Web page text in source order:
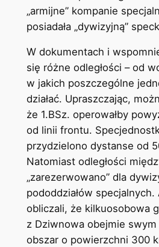
„armijne” kompanie
posiadała „dywizyjną”
W dokumentach i
się różne odległości – od
w jakich poszczególne
działać. Upraszczając,
że 1.BSz. operowałby
od linii frontu.
przydzielono dystanse od
Natomiast odległości
„zarezerwowano” dla
pododdziałów specjalnych.
obliczali, że kilkuosobowa
z Dziwnowa obejmie swym
obszar o powierzchni 300